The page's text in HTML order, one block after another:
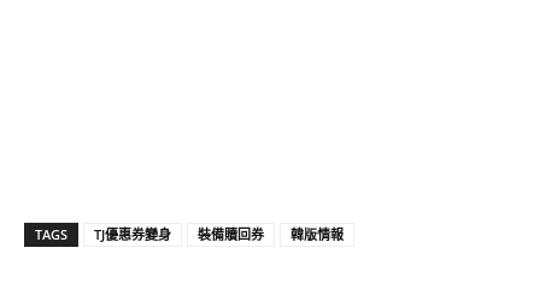
TAGS TJ優惠券變身 裝備贖回券 韓版情報